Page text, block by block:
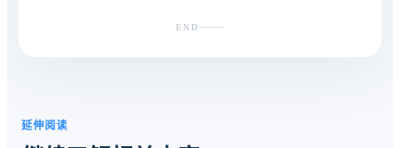
END
延伸阅读